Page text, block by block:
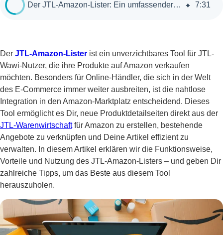
Der JTL-Amazon-Lister: Ein umfassender Leitfaden für JTL-Shop-Besitzer 7:31
Der JTL-Amazon-Lister ist ein unverzichtbares Tool für JTL-
Wawi-Nutzer, die ihre Produkte auf Amazon verkaufen
möchten. Besonders für Online-Händler, die sich in der Welt
des E-Commerce immer weiter ausbreiten, ist die nahtlose
Integration in den Amazon-Marktplatz entscheidend. Dieses
Tool ermöglicht es Dir, neue Produktdetailseiten direkt aus der
JTL-Warenwirtschaftfür Amazon zu erstellen, bestehende
Angebote zu verknüpfen und Deine Artikel effizient zu
verwalten. In diesem Artikel erklären wir die Funktionsweise,
Vorteile und Nutzung des JTL-Amazon-Listers – und geben Dir
zahlreiche Tipps, um das Beste aus diesem Tool
herauszuholen.